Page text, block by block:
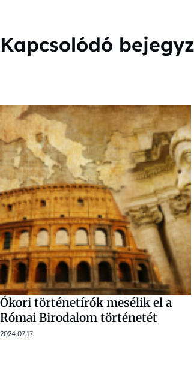
Kapcsolódó
Ókori történetírók mesélik el a
Római Birodalom történetét
2024.07.17.